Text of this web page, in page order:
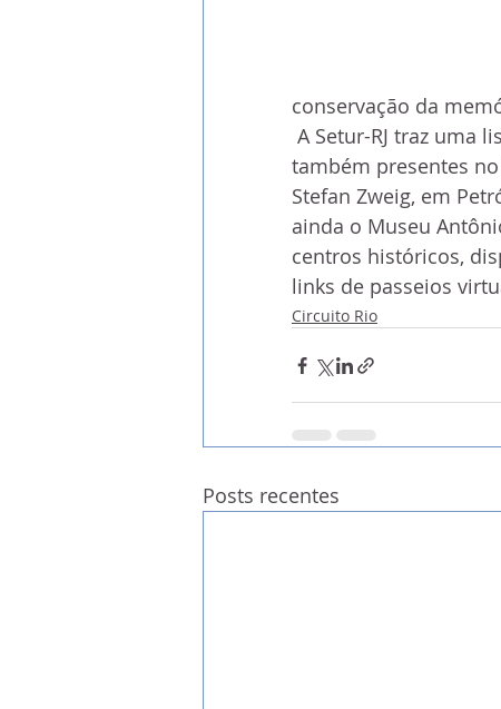
conservação da
também presentes
Stefan Zweig, em
ainda o Museu
centros históricos,
links de passeios
Circuito Rio
Posts recentes